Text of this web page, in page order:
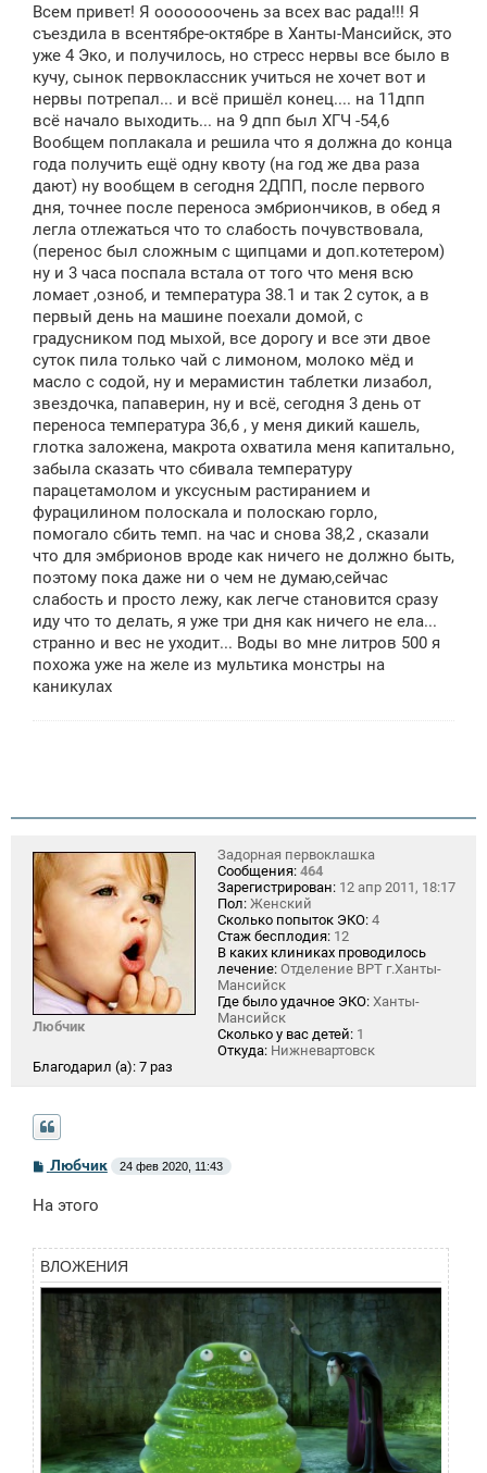
б
щ
н
и
Всем привет! Я ооооооочень за всех вас рада!!! Я
съездила в всентябре-октябре в Ханты-Мансийск, это
уже 4 Эко, и получилось, но стресс нервы все было в
кучу, сынок первоклассник учиться не хочет вот и
нервы потрепал... и всё пришёл конец.... на 11дпп
всё начало выходить... на 9 дпп был ХГЧ -54,6
Вообщем поплакала и решила что я должна до конца
года получить ещё одну квоту (на год же два раза
дают) ну вообщем в сегодня 2ДПП, после первого
дня, точнее после переноса эмбриончиков, в обед я
легла отлежаться что то слабость почувствовала,
(перенос был сложным с щипцами и доп.котетером)
ну и 3 часа поспала встала от того что меня всю
ломает ,озноб, и температура 38.1 и так 2 суток, а в
первый день на машине поехали домой, с
градусником под мыхой, все дорогу и все эти двое
суток пила только чай с лимоном, молоко мёд и
масло с содой, ну и мерамистин таблетки лизабол,
звездочка, папаверин, ну и всё, сегодня 3 день от
переноса температура 36,6 , у меня дикий кашель,
глотка заложена, макрота охватила меня капитально,
забыла сказать что сбивала температуру
парацетамолом и уксусным растиранием и
фурацилином полоскала и полоскаю горло,
помогало сбить темп. на час и снова 38,2 , сказали
что для эмбрионов вроде как ничего не должно быть,
поэтому пока даже ни о чем не думаю,сейчас
слабость и просто лежу, как легче становится сразу
иду что то делать, я уже три дня как ничего не ела...
странно и вес не уходит... Воды во мне литров 500 я
похожа уже на желе из мультика монстры на
каникулах
Любчик
Задорная первоклашка
Сообщения: 464
Зарегистрирован: 12 апр 2011, 18:17
Пол: Женский
Сколько попыток ЭКО: 4
Стаж бесплодия: 12
В каких клиниках проводилось
лечение: Отделение ВРТ г.Ханты-
Мансийск
Где было удачное ЭКО: Ханты-
Мансийск
Сколько у вас детей: 1
Откуда: Нижневартовск
Благодарил (а): 7 раз
С
о
б
н
и
е
Любчик 24 фев 2020, 11:43
На этого
ВЛОЖЕНИЯ